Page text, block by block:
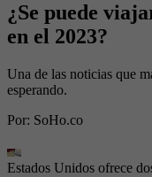
¿Se puede
en el 2023?
Una de las noticias que
esperando.
Por: SoHo.co
Estados Unidos ofrece